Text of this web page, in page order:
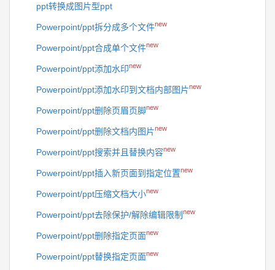
ppt转换成图片型ppt
Powerpoint/ppt拆分成多个文件new
Powerpoint/ppt合成单个文件new
Powerpoint/ppt添加水印new
Powerpoint/ppt添加水印到文档内部图片new
Powerpoint/ppt删除页眉页脚new
Powerpoint/ppt删除文档内图片new
Powerpoint/ppt搜索并且替换内容new
Powerpoint/ppt插入新页面到指定位置new
Powerpoint/ppt压缩文档大小new
Powerpoint/ppt去除保护/解除编辑限制new
Powerpoint/ppt删除指定页面new
Powerpoint/ppt替换指定页面new